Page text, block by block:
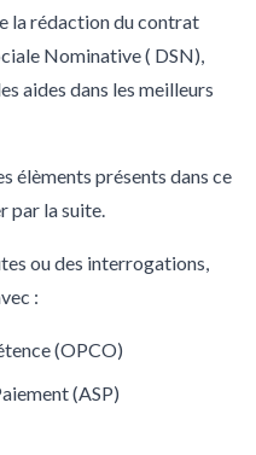
la rédaction du contrat
Nominative ( DSN),
aides dans les meilleurs
élèments présents dans ce
par la suite.
ou des interrogations,
:
(OPCO)
(ASP)